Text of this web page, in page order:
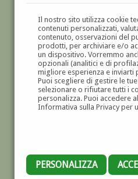
Il nostro sito utilizza cookie
contenuti personalizzati,
contenuto, osservazioni del
prodotti, per archiviare e/o
un dispositivo. Vorremmo
opzionali (analitici e di
migliore esperienza e inviarti
Puoi scegliere di gestire le
selezionare o rifiutare tutti i
personalizza. Puoi accedere
Informativa sulla Privacy per
PERSONALIZZA
GALLERIAD'ARTE
DIPINTI E